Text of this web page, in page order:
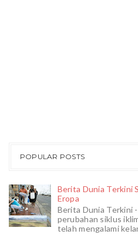
POPULAR POSTS
Berita Dunia Terkini
Eropa
Berita Dunia Terkini
perubahan siklus
telah mengalami